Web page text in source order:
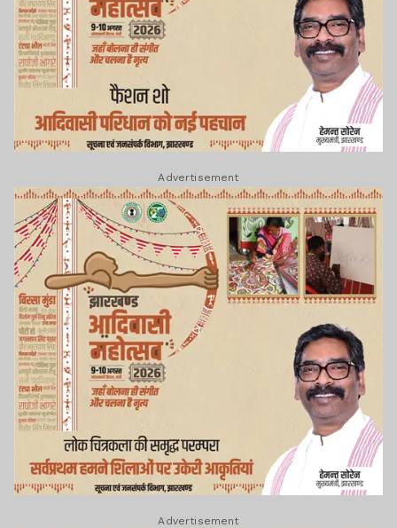
Advertisement
Advertisement